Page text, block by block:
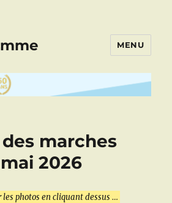
MENU
marches
2026
photos en cliquant dessus …